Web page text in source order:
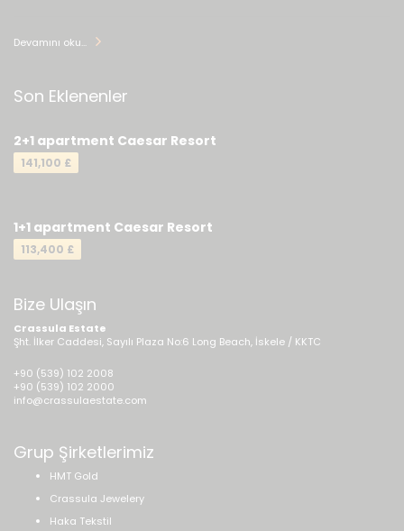
Devamını oku...
Son Eklenenler
2+1 apartment Caesar Resort
141,100 £
1+1 apartment Caesar Resort
113,400 £
Bize Ulaşın
Crassula Estate
Şht. İlker Caddesi, Sayılı Plaza No:6 Long Beach, İskele / KKTC
+90 (539) 102 2008
+90 (539) 102 2000
info@crassulaestate.com
Grup Şirketlerimiz
HMT Gold
Crassula Jewelery
Haka Tekstil